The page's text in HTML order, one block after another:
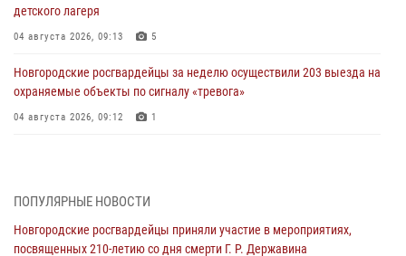
детского лагеря
04 августа 2026, 09:13 5
Новгородские росгвардейцы за неделю осуществили 203 выезда на
охраняемые объекты по сигналу «тревога»
04 августа 2026, 09:12 1
В Великом Новгороде сотрудники центра лицензионно-
ПОПУЛЯРНЫЕ НОВОСТИ
Новгородские росгвардейцы приняли участие в мероприятиях,
посвященных 210-летию со дня смерти Г. Р. Державина